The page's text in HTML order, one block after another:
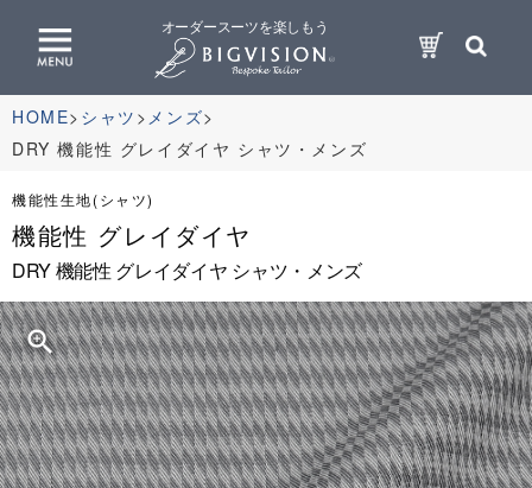
オーダースーツを楽しもう
HOME シャツ
メンズ
DRY 機能性 グレイダイヤ シャツ・メンズ
機能性生地(シャツ)
機能性 グレイダイヤ
DRY 機能性 グレイダイヤ シャツ・メンズ
zoom_in